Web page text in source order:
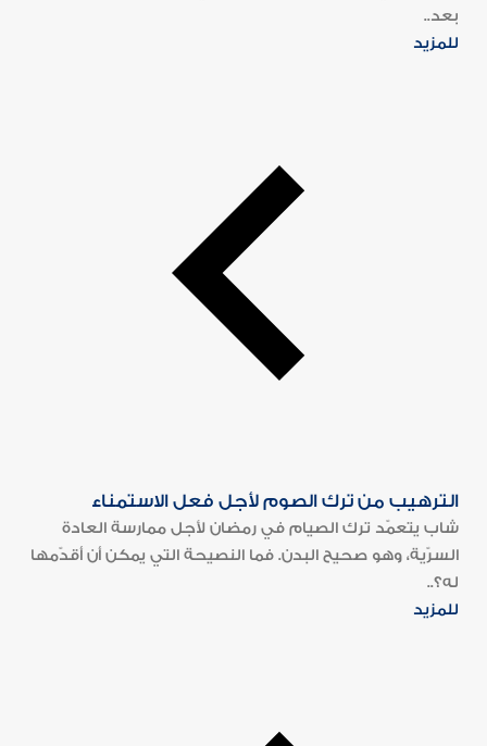
بعد..
للمزيد
الترهيب من ترك الصوم لأجل فعل الاستمناء
شاب يتعمّد ترك الصيام في رمضان لأجل ممارسة العادة
السرّية، وهو صحيح البدن. فما النصيحة التي يمكن أن أقدّمها
له؟..
للمزيد